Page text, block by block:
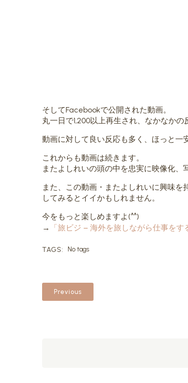
そしてFacebookで公開された動画。
丸一日で1,200以上再生され、なかなか
動画に対して良い反応も多く、ほっと一
これからも動画は続きます。
またよしれいの頭の中を忠実に映像化、
また、この動画・またよしれいに興味
してみるとイイかもしれません。
今をもっと楽しめますよ(^^)
→
「旅ビジ – 海外を旅しながら仕事を
TAGS: No tags
Previous